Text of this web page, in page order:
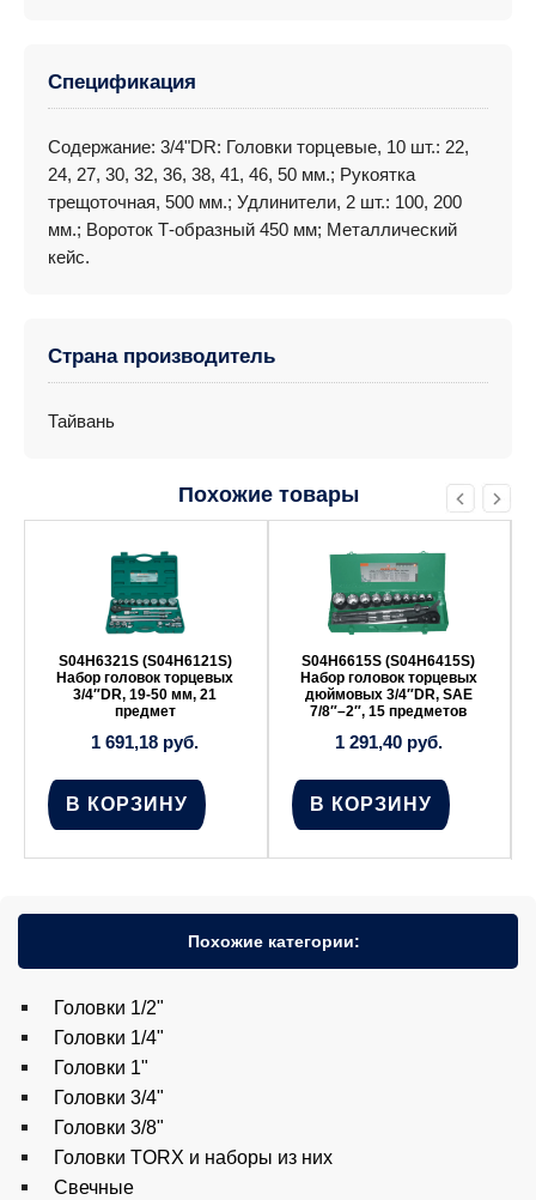
Спецификация
Содержание: 3/4"DR: Головки торцевые, 10 шт.: 22,
24, 27, 30, 32, 36, 38, 41, 46, 50 мм.; Рукоятка
трещоточная, 500 мм.; Удлинители, 2 шт.: 100, 200
мм.; Вороток Т-образный 450 мм; Металлический
кейс.
Страна производитель
Тайвань
Похожие товары
S04H6321S (S04H6121S)
Набор головок торцевых
3/4″DR, 19-50 мм, 21
предмет
1 691,18 руб.
В КОРЗИНУ
S04H6615S (S04H6415S)
Набор головок торцевых
дюймовых 3/4″DR, SAE
7/8″–2″, 15 предметов
1 291,40 руб.
В КОРЗИНУ
Похожие категории:
Головки 1/2"
Головки 1/4"
Головки 1"
Головки 3/4"
Головки 3/8"
Головки TORX и наборы из них
Свечные